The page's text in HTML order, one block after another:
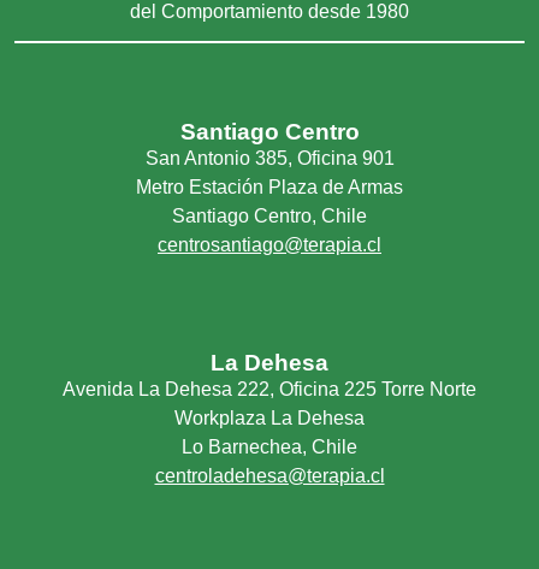
del Comportamiento desde 1980
Santiago Centro
San Antonio 385, Oficina 901
Metro Estación Plaza de Armas
Santiago Centro, Chile
centrosantiago@terapia.cl
La Dehesa
Avenida La Dehesa 222, Oficina 225 Torre Norte
Workplaza La Dehesa
Lo Barnechea, Chile
centroladehesa@terapia.cl